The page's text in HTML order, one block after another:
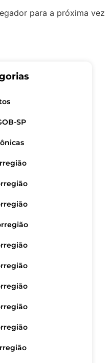
para a próxima vez
SP